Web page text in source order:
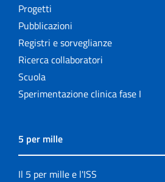
Progetti
Pubblicazioni
Registri e sorveglianze
Ricerca collaboratori
Scuola
Sperimentazione clinica fase I
5 per mille
Il 5 per mille e l'ISS